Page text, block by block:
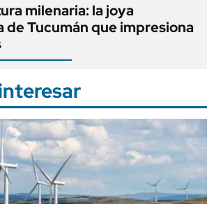
milenaria: la joya
de Tucumán que impresiona